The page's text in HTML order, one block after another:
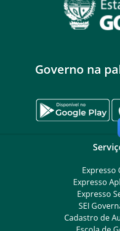
Governo na
Expresso
Expresso
Expresso
SEI
Cadastro de